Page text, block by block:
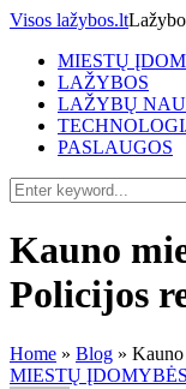
Visos lažybos.lt
MIESTŲ
LAŽYBOS
LAŽYBŲ
PASLAUGOS
Kauno
Policijos
Home » Blog » Kauno
MIESTŲ ĮDOMYBĖS